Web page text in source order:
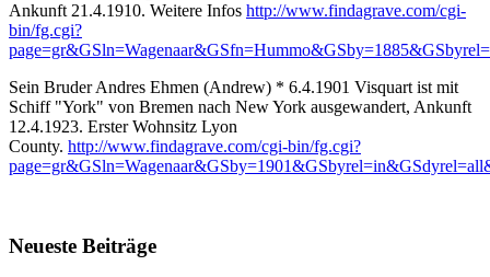
Ankunft 21.4.1910. Weitere Infos http://www.findagrave.com/cgi-
bin/fg.cgi?
Sein Bruder Andres Ehmen (Andrew) * 6.4.1901 Visquart ist mit
Schiff "York" von Bremen nach New York ausgewandert, Ankunft
12.4.1923. Erster Wohnsitz Lyon
County. http://www.findagrave.com/cgi-bin/fg.cgi?
Neueste Beiträge